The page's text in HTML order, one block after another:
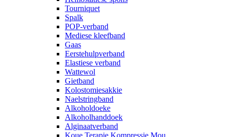
Tourniquet
Spalk
POP-verband
Mediese kleefband
Gaas
Eerstehulpverband
Elastiese verband
Wattewol
Gietband
Kolostomiesakkie
Naelstringband
Alkoholdoeke
Alkoholhanddoek
Alginaatverband
Koue Terapie Kompressie Mou